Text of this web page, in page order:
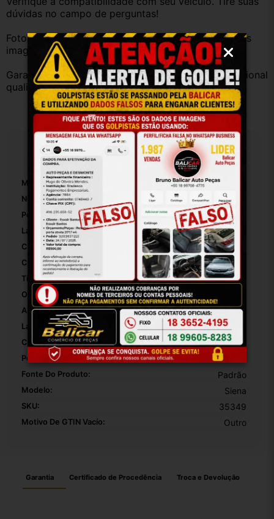
dúvidas no campo de perguntas!
Fotos reais do produto. Peça exatamente igual à das
imagens.
Garantia válida somente com instalação por profissional
qualificado.
Especificações
Marca:
Número De Peça:
Posição: Traseiro
Lado: Direito
Cor: Prata
Cor Principal: Prateado
Tipo De Veículo: Carro/Caminhonete
OEM:
Altura Da Embalagem: 1
Largura Da Embalagem:
Comprimento Da Embalagem: 1
Peso Da Embalagem:
Fonte Do Produto: Padrão
Modelo: Siena
SKU: 35349
Motivo De GTIN Vacío: Outro
Garantia Certificado de Procedência Troca e Devolução